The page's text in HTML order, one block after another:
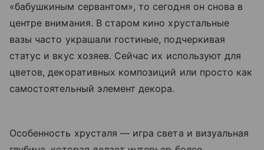
«бабушкиным сервантом», то сегодня он снова в
центре внимания. В старом кино хрустальные
вазы часто украшали гостиные, подчеркивая
статус и вкус хозяев. Сейчас их используют для
цветов, декоративных композиций или просто как
самостоятельный элемент декора.
Особенность хрусталя — игра света и визуальная